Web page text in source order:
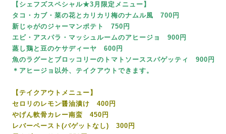
【シェフズスペシャル★3月限定メニュー】
タコ・カブ・菜の花とカリカリ梅のナムル風 700円
新じゃがのジャーマンポテト 750円
エビ・アスパラ・マッシュルームのアヒージョ 900円
蒸し鶏と豆のケサディーヤ 600円
魚のラグーとブロッコリーのトマトソーススパゲッティ 900円
＊アヒージョ以外、テイクアウトできます。
【テイクアウトメニュー】
セロリのレモン醤油漬け 400円
やげん軟骨カレー南蛮 450円
レバーペースト(バゲットなし) 300円